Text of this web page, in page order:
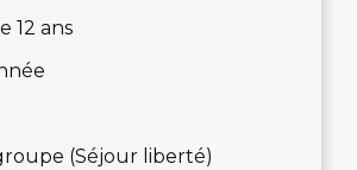
12 ans
(Séjour liberté)